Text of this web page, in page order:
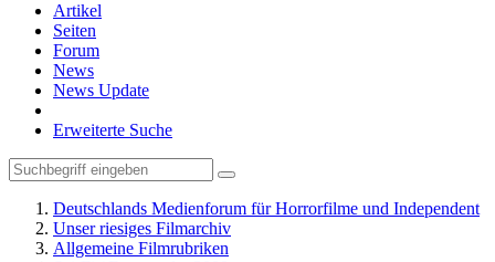
Artikel
Seiten
Forum
News
News Update
Erweiterte Suche
Deutschlands Medienforum für Horrorfilme und Independent
Unser riesiges Filmarchiv
Allgemeine Filmrubriken